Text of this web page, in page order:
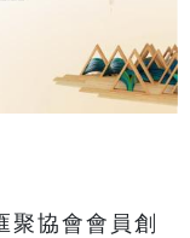
聚協會會員創